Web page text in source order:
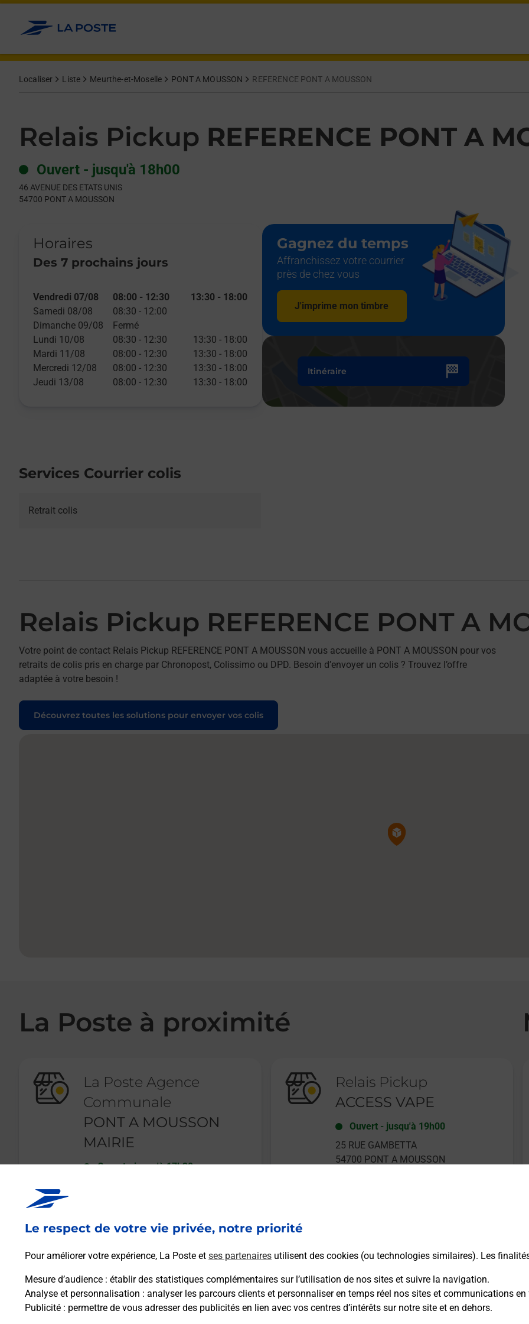
Le respect de votre vie privée, notre priorité
Pour améliorer votre expérience, La Poste et ses partenaires utilisent des cookies (ou technologies similaires). Les
Mesure d’audience : établir des statistiques complémentaires sur l’utilisation de nos sites et suivre la navigation.
Analyse et personnalisation : analyser les parcours clients et personnaliser en temps réel nos sites et communications
Publicité : permettre de vous adresser des publicités en lien avec vos centres d’intérêts sur notre site et en dehors.
Allez au contenu
Localiser Liste Meurthe-et-Moselle PONT A MOUSSON REFERENCE PONT A MOUSSON
Relais Pickup REFERENCE PONT A
Ouvert - jusqu'à 18h00
46 AVENUE DES ETATS UNIS
54700 PONT A MOUSSON
Horaires
Des 7 prochains jours
Day of the WeekHours
Vendredi 07/08 08:00 - 12:30 13:30 - 18:00
Samedi 08/08
08:30 - 12:00
Dimanche 09/08
Fermé
Lundi 10/08
08:30 - 12:30 13:30 - 18:00
Mardi 11/08
08:00 - 12:30 13:30 - 18:00
Mercredi 12/08
08:00 - 12:30 13:30 - 18:00
Jeudi 13/08
08:00 - 12:30 13:30 - 18:00
Gagnez du temps
Affranchissez votre courrier
près de chez vous
J'imprime mon timbre
Itinéraire
Services Courrier colis
Retrait colis
Relais Pickup REFERENCE PONT A
Votre point de contact Relais Pickup REFERENCE PONT A MOUSSON vous accueille à PONT A MOUSSON pour vos
retraits de colis pris en charge par Chronopost, Colissimo ou DPD. Besoin d’envoyer un colis ? Trouvez l’offre
adaptée à votre besoin !
Découvrez toutes les solutions pour envoyer vos colis
Pin de la carte
Get directions to Relais Pickup at 46 AVENUE DES ETATS UNIS PONT A MOUSSON,
lien s'ouvre dans un nouvel onglet
La Poste à proximité
La Poste Agence
Communale
PONT A MOUSSON
MAIRIE
Ouvert-jusqu'à 17h30
En savoir plus
Relais Pickup
ACCESS VAPE
Ouvert- jusqu'à 19h00
25 RUE GAMBETTA
54700 PONT A MOUSSON